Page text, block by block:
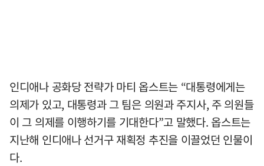
인디애나 공화당 전략가 마티 옵스트는 “대통령에게는
의제가 있고, 대통령과 그 팀은 의원과 주지사, 주 의원들
이 그 의제를 이행하기를 기대한다”고 말했다. 옵스트는
지난해 인디애나 선거구 재획정 추진을 이끌었던 인물이
다.